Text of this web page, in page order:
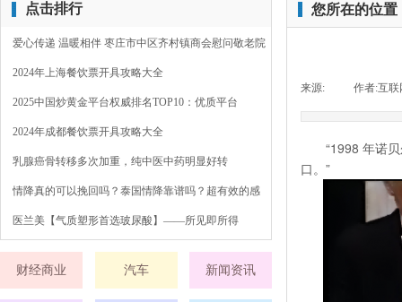
点击排行 您所在的位置
来源: 作者:互联
“1998 年诺
口。”
爱心传递 温暖相伴 枣庄市中区齐村镇商会慰问敬老院
2024年上海餐饮票开具攻略大全
2025中国炒黄金平台权威排名TOP10：优质平台
2024年成都餐饮票开具攻略大全
乳腺癌骨转移多次加重，纯中医中药明显好转
情降真的可以挽回吗？泰国情降靠谱吗？超有效的感
情裂
医兰美【气质塑形首选玻尿酸】——所见即所得
财经商业 新闻资讯
汽车